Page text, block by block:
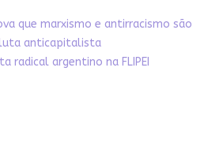
que marxismo e antirracismo são
luta anticapitalista
radical argentino na FLIPEI